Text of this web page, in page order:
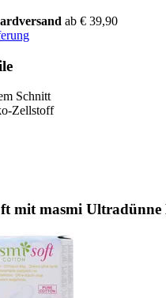
ab € 39,90
Schnitt
Zellstoff
mit masmi